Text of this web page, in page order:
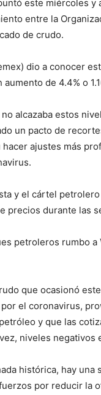
este miércoles y
entre la
de crudo.
dio a conocer
aumento de 4.4% o
alcazaba estos
un pacto de
ajustes más
y el cártel
precios durante las
petroleros rumbo
que ocasionó
por el coronavirus,
y que las
niveles negativos
histórica, hay
por reducir la